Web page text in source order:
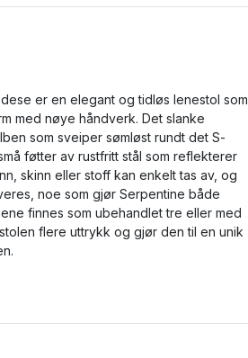
er en elegant og tidløs lenestol som
med nøye håndverk. Det slanke
som sveiper sømløst rundt det S-
føtter av rustfritt stål som reflekterer
skinn eller stoff kan enkelt tas av, og
noe som gjør Serpentine både
finnes som ubehandlet tre eller med
flere uttrykk og gjør den til en unik